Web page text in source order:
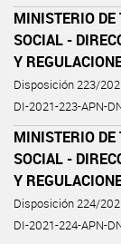
MINISTERIO DE
SOCIAL -
Y
Disposición 223/
DI-2021-223-APN-
MINISTERIO DE
SOCIAL -
Y
Disposición 224/
DI-2021-224-APN-